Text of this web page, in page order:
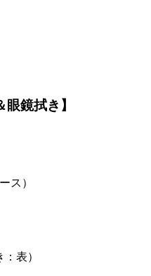
眼鏡拭き】
ス）
：表）